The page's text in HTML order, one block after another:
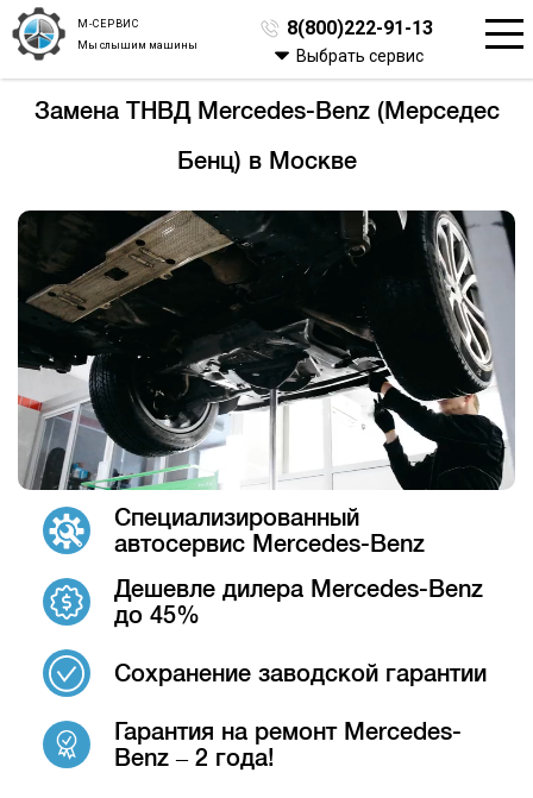
М-СЕРВИС
Мы слышим машины
8(800)222-91-13
Выбрать сервис
Замена ТНВД Mercedes-Benz (Мерседес
Бенц) в Москве
Специализированный
автосервис Mercedes-Benz
Дешевле дилера Mercedes-Benz
до 45%
Сохранение заводской гарантии
Гарантия на ремонт Mercedes-
Benz – 2 года!